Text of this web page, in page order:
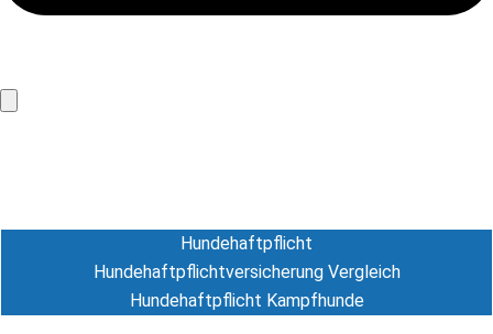
Hundehaftpflicht
Hundehaftpflichtversicherung Vergleich
Hundehaftpflicht Kampfhunde